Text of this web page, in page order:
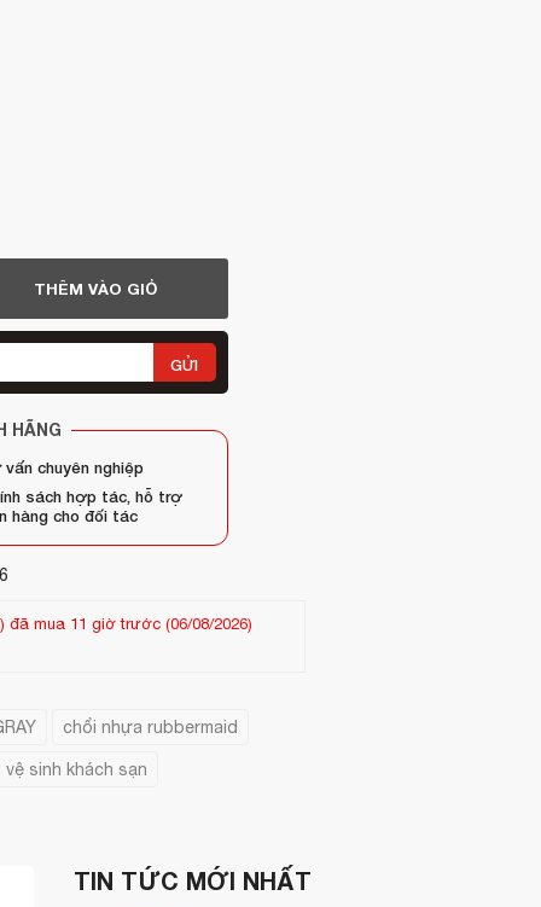
THÊM VÀO GIỎ
GỬI
HÃNG
chuyên nghiệp
sách hợp tác, hỗ trợ
hàng cho đối tác
24 ngày trước (13/07/2026)
chổi nhựa rubbermaid
vệ sinh khách sạn
TIN TỨC MỚI NHẤT